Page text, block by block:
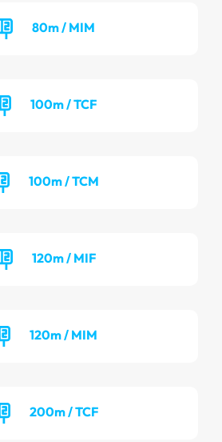
80m / MIM
100m / TCF
100m / TCM
120m / MIF
120m / MIM
200m / TCF